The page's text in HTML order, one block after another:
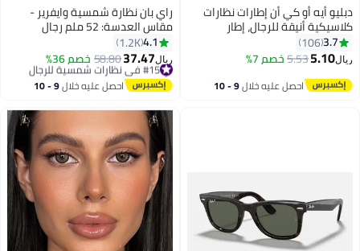
دبليو أيه أو كي أن إطارات نظارات
كلاسيكية أنيقة للرجال، إطار
بلاستيكي عتيق للجنسين. نظارات
كلاسيكية مربعة الشكل، مضادة
طيار مضادة لإجهاد العين، مناسبة
لقراءة الكمبيوتر، نظارات كبيرة
3.7
106
ريال5.10
5.53خصم 7%
احصل عليه خلال 9 - 10
راي بان نظارة شمسية وايفرير -
مقاس العدسة: 52 ملم رجال
4.1
1.2K
ريال37.47
58.80خصم 36% #15 في نظارات شمسية للرجال
باقي 1 وحدات في المخزون
#15 في نظارات شمسية للرجال احصل عليه خلال 9 - 10